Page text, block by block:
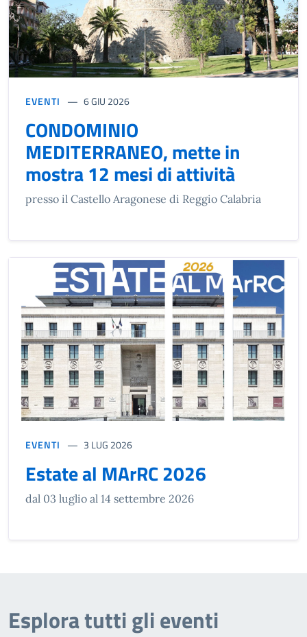
EVENTI 6 GIU 2026
CONDOMINIO
MEDITERRANEO, mette in
mostra 12 mesi di attività
presso il Castello Aragonese di Reggio Calabria
EVENTI 3 LUG 2026
Estate al MArRC 2026
dal 03 luglio al 14 settembre 2026
Esplora tutti gli eventi